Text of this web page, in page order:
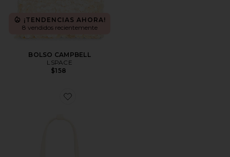
¡TENDENCIAS AHORA!
8 vendidos recientemente
BOLSO CAMPBELL
LSPACE
$158
Favorite BOLSO HOMBRO CHRYSTIE